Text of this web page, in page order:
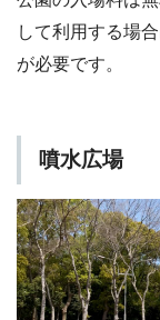
して利用する場
が必要です。
噴水広場